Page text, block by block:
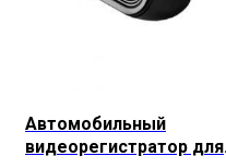
Автомобильный
видеорегистратор для